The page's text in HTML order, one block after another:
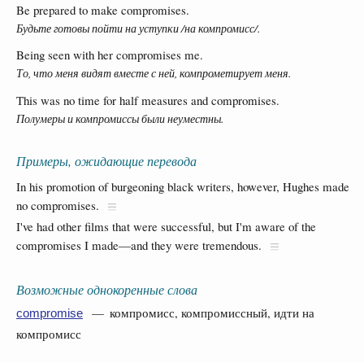
Be prepared to make compromises.
Будьте готовы пойти на уступки /на компромисс/.
Being seen with her compromises me.
То, что меня видят вместе с ней, компрометирует меня.
This was no time for half measures and compromises.
Полумеры и компромиссы были неуместны.
Примеры, ожидающие перевода
In his promotion of burgeoning black writers, however, Hughes made
no compromises.
I've had other films that were successful, but I'm aware of the
compromises I made—and they were tremendous.
Возможные однокоренные слова
compromise
— компромисс, компромиссный, идти на
компромисс